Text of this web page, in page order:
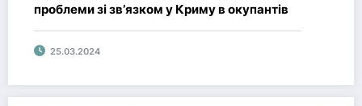
проблеми зі зв’язком у Криму в окупантів
25.03.2024